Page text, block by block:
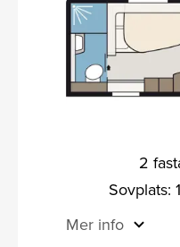
2
Sovplats:
Mer info